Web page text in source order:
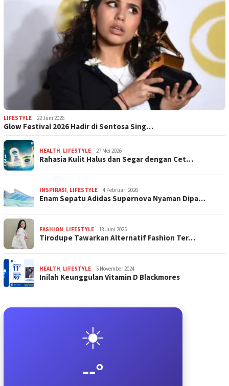
LIFESTYLE 22 Juni 2026
Glow Festival 2026 Hadir di Sentosa Sing…
HEALTH, LIFESTYLE 27 Mei 2026
Rahasia Kulit Halus dan Segar dengan Cet…
INSPIRASI, LIFESTYLE 4 Februari 2026
Enam Sepatu Adidas Supernova Nyaman Dipa…
FASHION, LIFESTYLE 18 Juni 2025
Tirodupe Tawarkan Alternatif Fashion Ter…
HEALTH, LIFESTYLE 5 November 2024
Inilah Keunggulan Vitamin D Blackmores
☀️
--°